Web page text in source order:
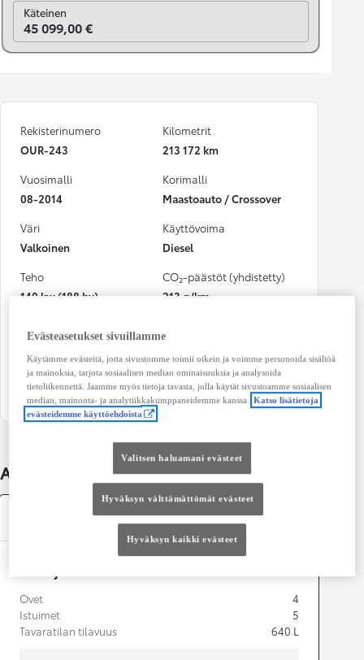
Vaihda rahoitukseen
Käteinen
45 099,00 €
Rekisterinumero
OUR-243
Kilometrit
213 172 km
Vuosimalli
08-2014
Korimalli
Maastoauto / Crossover
Väri
Valkoinen
Käyttövoima
Diesel
Teho
140 kw (188 hv)
CO₂-päästöt (yhdistetty)
213 g/km
Automaatti
5
Ovet
Auton lisätiedot
Tekniset tiedot
Ovet
4
Istuimet
5
Tavaratilan tilavuus
640 L
Evästeasetukset sivuillamme
Käytämme evästeitä, jotta sivustomme toimii oikein ja voimme personoida sisältöä
ja mainoksia, tarjota sosiaalisen median ominaisuuksia ja analysoida
tietoliikennettä. Jaamme myös tietoja tavasta, jolla käytät sivustoamme sosiaalisen
median, mainonta- ja analytiikkakumppaneidemme kanssa.
Katso lisätietoja
evästeidemme käyttöehdoista
Valitsen haluamani evästeet
Hyväksyn välttämättömät evästeet
Hyväksyn kaikki evästeet